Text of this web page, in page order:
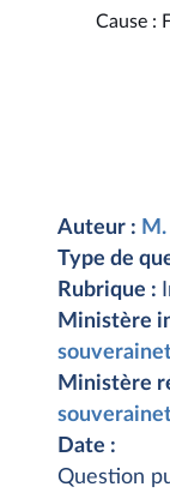
Cause :
Auteur :
Type de
Rubrique :
Ministère
Ministère
Date :
Question